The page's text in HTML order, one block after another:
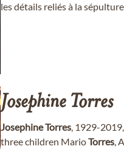
les détails reliés à la sépulture
Josephine Torres
JosephineTorres, 1929-
three children MarioTorres,